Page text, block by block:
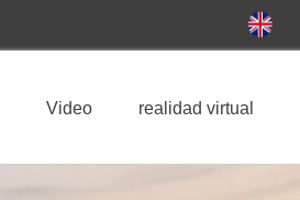
Video realidad virtual